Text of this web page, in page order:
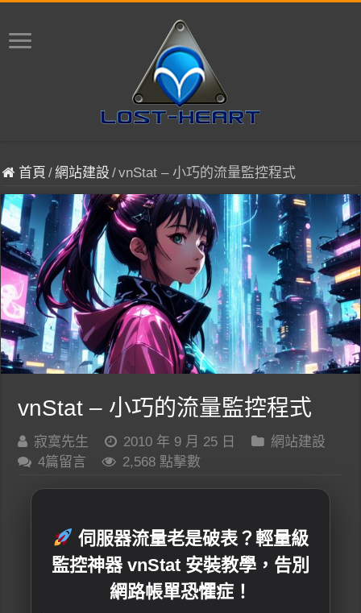
首頁 /網站建設 /vnStat – 小巧的流量監控程式
vnStat – 小巧的流量監控程式
寂寞先生 2010 年 9 月 25 日
網站建設
4篇留言
2,568 點擊數
伺服器流量老是破表？輕量級
監控神器 vnStat 安裝教學，告別
網路帳單恐懼症！